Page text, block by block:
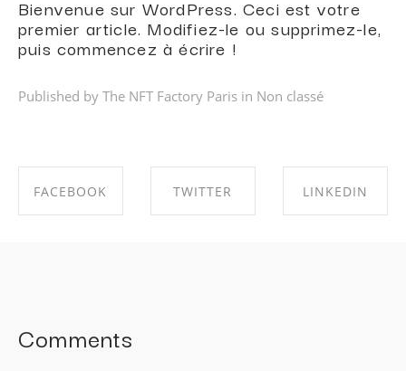
Bienvenue sur WordPress. Ceci est votre
premier article. Modifiez-le ou supprimez-le,
puis commencez à écrire !
Published by The NFT Factory Paris in Non classé
FACEBOOK TWITTER LINKEDIN
Comments